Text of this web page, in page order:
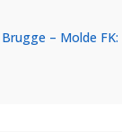
Brugge – Molde